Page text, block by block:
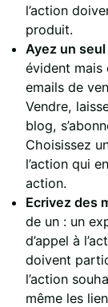
l’action
produit.
Ayez un
évident mais
emails de
Vendre,
blog,
Choisissez
l’action qui
action.
Ecrivez des
de un : un
d’appel à
doivent
l’action
même les